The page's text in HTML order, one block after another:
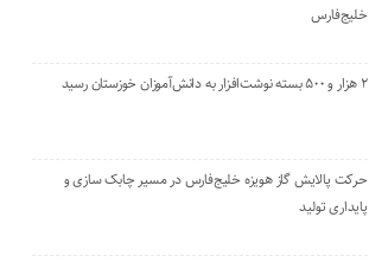
خلیج‌فارس
۲ هزار و ۵۰۰ بسته نوشت‌افزار به دانش‌آموزان خوزستان رسید
حرکت پالایش گاز هویزه خلیج‌فارس در مسیر چابک سازی و
پایداری تولید